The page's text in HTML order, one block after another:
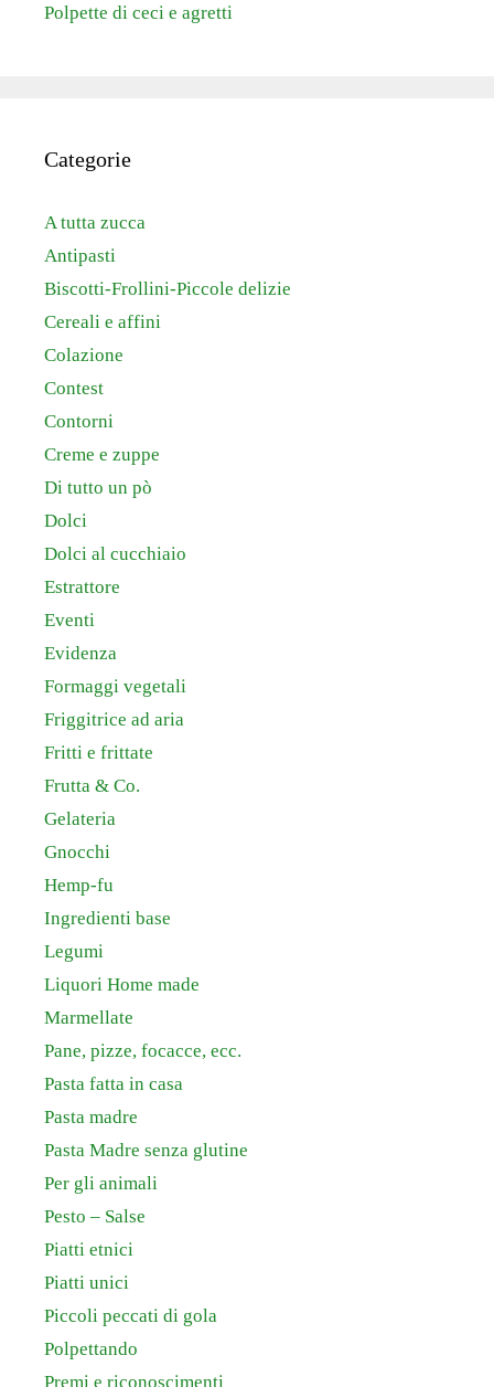
Polpette di ceci e agretti
Categorie
A tutta zucca
Antipasti
Biscotti-Frollini-Piccole delizie
Cereali e affini
Colazione
Contest
Contorni
Creme e zuppe
Di tutto un pò
Dolci
Dolci al cucchiaio
Estrattore
Eventi
Evidenza
Formaggi vegetali
Friggitrice ad aria
Fritti e frittate
Frutta & Co.
Gelateria
Gnocchi
Hemp-fu
Ingredienti base
Legumi
Liquori Home made
Marmellate
Pane, pizze, focacce, ecc.
Pasta fatta in casa
Pasta madre
Pasta Madre senza glutine
Per gli animali
Pesto – Salse
Piatti etnici
Piatti unici
Piccoli peccati di gola
Polpettando
Premi e riconoscimenti